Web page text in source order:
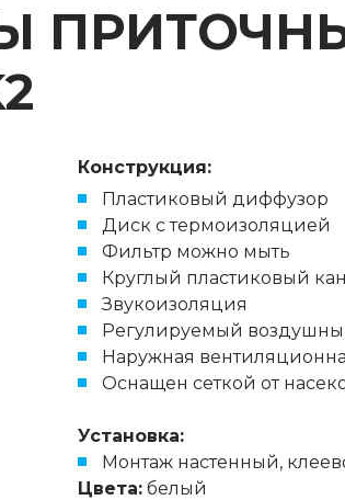
Конструкция:
Пластиковый диффузор
Диск с термоизоляцией
Фильтр можно мыть
Круглый пластиковый
Звукоизоляция
Регулируемый
Наружная
Оснащен сеткой от
Установка:
Монтаж настенный,
Цвета: белый